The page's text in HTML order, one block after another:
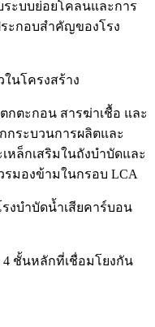
ะบบย่อยโคลนและการ
ะกอบสำคัญของโรง
ในโครงสร้าง
กตะกอน สารฆ่าเชื้อ และ
กกระบวนการผลิตและ
ล็กเสริมในถังบำบัดและ
มองข้ามในกรอบ LCA
งบำบัดน้ำเสียคาร์บอน
ชั้นหลักที่เชื่อมโยงกัน